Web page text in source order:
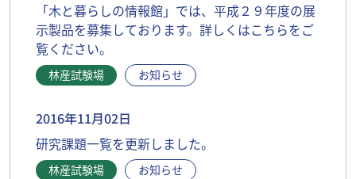
「木と暮らしの情報館」では、平成２９年度の展
示製品を募集しております。詳しくはこちらをご
覧ください。
林産試験場 お知らせ
2016年11月02日
研究課題一覧を更新しました。
林産試験場 お知らせ